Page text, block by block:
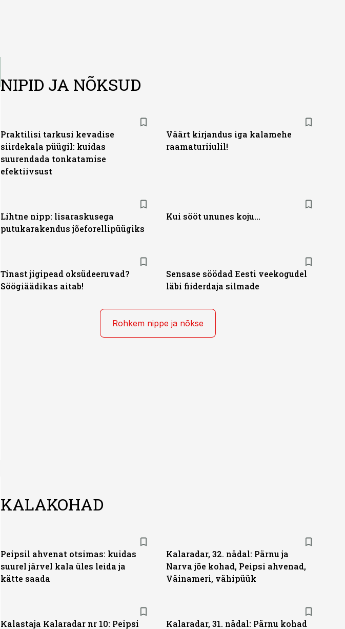
NIPID JA NÕKSUD
Praktilisi tarkusi kevadise
siirdekala püügil: kuidas
suurendada tonkatamise
efektiivsust
Väärt kirjandus iga kalamehe
raamaturiiulil!
Lihtne nipp: lisaraskusega
putukarakendus jõeforellipüügiks
Kui sööt ununes koju...
Tinast jigipead oksüdeeruvad?
Söögiäädikas aitab!
Sensase söödad Eesti veekogudel
läbi fiiderdaja silmade
Rohkem nippe ja nõkse
KALAKOHAD
Peipsil ahvenat otsimas: kuidas
suurel järvel kala üles leida ja
kätte saada
Kalaradar, 32. nädal: Pärnu ja
Narva jõe kohad, Peipsi ahvenad,
Väinameri, vähipüük
Kalastaja Kalaradar nr 10: Peipsi Kalaradar, 31. nädal: Pärnu kohad